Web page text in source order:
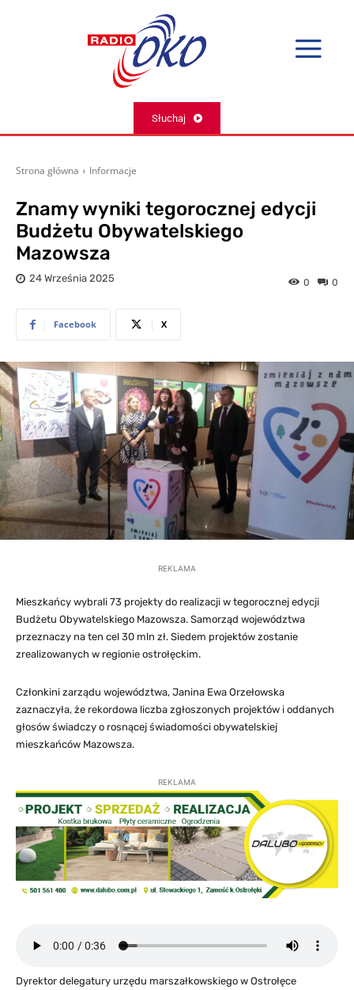
Słuchaj
Strona główna Informacje
Znamy wyniki tegorocznej edycji
Budżetu Obywatelskiego
Mazowsza
24 Września 2025 0
0
Facebook X
REKLAMA
Mieszkańcy wybrali 73 projekty do realizacji w tegorocznej edycji
Budżetu Obywatelskiego Mazowsza. Samorząd województwa
przeznaczy na ten cel 30 mln zł. Siedem projektów zostanie
zrealizowanych w regionie ostrołęckim.
Członkini zarządu województwa, Janina Ewa Orzełowska
zaznaczyła, że rekordowa liczba zgłoszonych projektów i oddanych
głosów świadczy o rosnącej świadomości obywatelskiej
mieszkańców Mazowsza.
REKLAMA
Dyrektor delegatury urzędu marszałkowskiego w Ostrołęce